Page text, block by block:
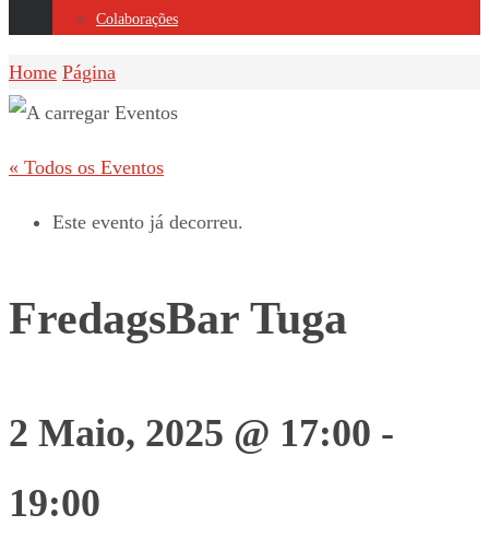
Colaborações
Home Página
« Todos os Eventos
Este evento já decorreu.
FredagsBar Tuga
2 Maio, 2025 @ 17:00 -
19:00